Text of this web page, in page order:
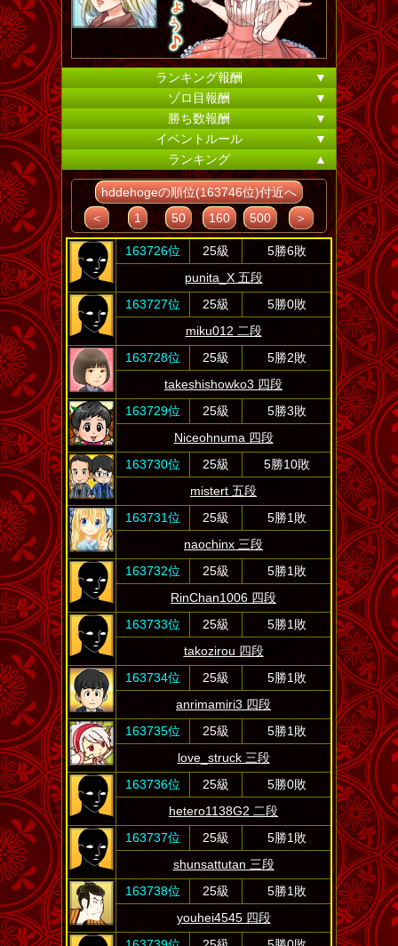
ランキング報酬
▼
ゾロ目報酬
▼
勝ち数報酬
▼
イベントルール
▼
ランキング
▲
hddehogeの順位(163746位)付近へ
＜
1 50 160 500 ＞
163726位 25級
5勝6敗
punita_X 五段
163727位
25級
5勝0敗
miku012 二段
163728位
25級
5勝2敗
takeshishowko3 四段
163729位
25級
5勝3敗
Niceohnuma 四段
163730位
25級
5勝10敗
mistert 五段
163731位
25級
5勝1敗
naochinx 三段
163732位
25級
5勝1敗
RinChan1006 四段
163733位
25級
5勝1敗
takozirou 四段
163734位
25級
5勝1敗
anrimamiri3 四段
163735位
25級
5勝1敗
love_struck 三段
163736位
25級
5勝0敗
hetero1138G2 二段
163737位
25級
5勝1敗
shunsattutan 三段
163738位
25級
5勝1敗
youhei4545 四段